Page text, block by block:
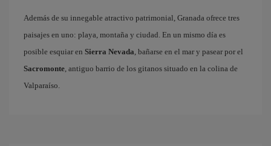
Además de su innegable atractivo patrimonial, Granada ofrece tres
paisajes en uno: playa, montaña y ciudad. En un mismo día es
posible esquiar en Sierra Nevada, bañarse en el mar y pasear por el
Sacromonte, antiguo barrio de los gitanos situado en la colina de
Valparaíso.